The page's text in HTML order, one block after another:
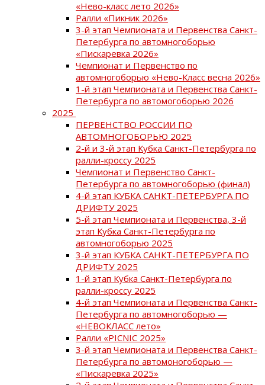
«Нево-класс лето 2026»
Ралли «Пикник 2026»
3-й этап Чемпионата и Первенства Санкт-
Петербурга по автомногоборью
«Пискаревка 2026»
Чемпионат и Первенство по
автомногоборью «Нево-Класс весна 2026»
1-й этап Чемпионата и Первенства Санкт-
Петербурга по автомогоборью 2026
2025
ПЕРВЕНСТВО РОССИИ ПО
АВТОМНОГОБОРЬЮ 2025
2-й и 3-й этап Кубка Санкт-Петербурга по
ралли-кроссу 2025
Чемпионат и Первенство Санкт-
Петербурга по автомногоборью (финал)
4-й этап КУБКА САНКТ-ПЕТЕРБУРГА ПО
ДРИФТУ 2025
5-й этап Чемпионата и Первенства, 3-й
этап Кубка Санкт-Петербурга по
автомногоборью 2025
3-й этап КУБКА САНКТ-ПЕТЕРБУРГА ПО
ДРИФТУ 2025
1-й этап Кубка Санкт-Петербурга по
ралли-кроссу 2025
4-й этап Чемпионата и Первенства Санкт-
Петербурга по автомногоборью —
«НЕВОКЛАСС лето»
Ралли «PICNIC 2025»
3-й этап Чемпионата и Первенства Санкт-
Петербурга по автомоногоборью —
«Пискаревка 2025»